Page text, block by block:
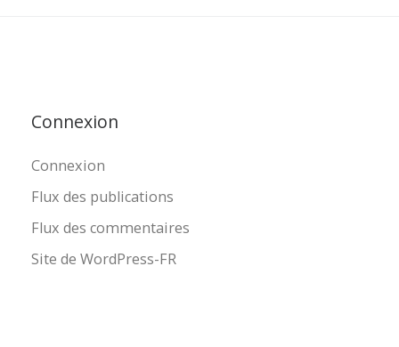
Connexion
Connexion
Flux des publications
Flux des commentaires
Site de WordPress-FR